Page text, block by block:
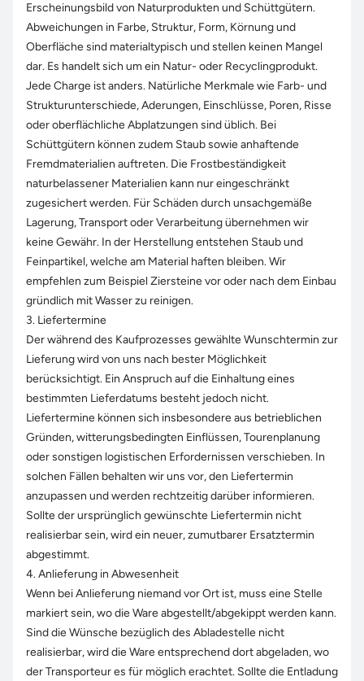
Erscheinungsbild von Naturprodukten und Schüttgütern.
Abweichungen in Farbe, Struktur, Form, Körnung und
Oberfläche sind materialtypisch und stellen keinen Mangel
dar. Es handelt sich um ein Natur- oder Recyclingprodukt.
Jede Charge ist anders. Natürliche Merkmale wie Farb- und
Strukturunterschiede, Aderungen, Einschlüsse, Poren, Risse
oder oberflächliche Abplatzungen sind üblich. Bei
Schüttgütern können zudem Staub sowie anhaftende
Fremdmaterialien auftreten. Die Frostbeständigkeit
naturbelassener Materialien kann nur eingeschränkt
zugesichert werden. Für Schäden durch unsachgemäße
Lagerung, Transport oder Verarbeitung übernehmen wir
keine Gewähr. In der Herstellung entstehen Staub und
Feinpartikel, welche am Material haften bleiben. Wir
empfehlen zum Beispiel Ziersteine vor oder nach dem Einbau
gründlich mit Wasser zu reinigen.
3. Liefertermine
Der während des Kaufprozesses gewählte Wunschtermin zur
Lieferung wird von uns nach bester Möglichkeit
berücksichtigt. Ein Anspruch auf die Einhaltung eines
bestimmten Lieferdatums besteht jedoch nicht.
Liefertermine können sich insbesondere aus betrieblichen
Gründen, witterungsbedingten Einflüssen, Tourenplanung
oder sonstigen logistischen Erfordernissen verschieben. In
solchen Fällen behalten wir uns vor, den Liefertermin
anzupassen und werden rechtzeitig darüber informieren.
Sollte der ursprünglich gewünschte Liefertermin nicht
realisierbar sein, wird ein neuer, zumutbarer Ersatztermin
abgestimmt.
4. Anlieferung in Abwesenheit
Wenn bei Anlieferung niemand vor Ort ist, muss eine Stelle
markiert sein, wo die Ware abgestellt/abgekippt werden kann.
Sind die Wünsche bezüglich des Abladestelle nicht
realisierbar, wird die Ware entsprechend dort abgeladen, wo
der Transporteur es für möglich erachtet. Sollte die Entladung